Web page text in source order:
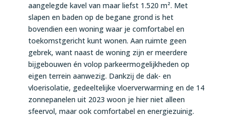
aangelegde kavel van maar liefst 1.520 m². Met
slapen en baden op de begane grond is het
bovendien een woning waar je comfortabel en
toekomstgericht kunt wonen. Aan ruimte geen
gebrek, want naast de woning zijn er meerdere
bijgebouwen én volop parkeermogelijkheden op
eigen terrein aanwezig. Dankzij de dak- en
vloerisolatie, gedeeltelijke vloerverwarming en de 14
zonnepanelen uit 2023 woon je hier niet alleen
sfeervol, maar ook comfortabel en energiezuinig.